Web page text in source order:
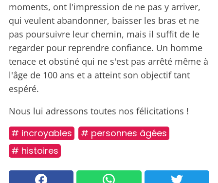
moments, ont l'impression de ne pas y arriver,
qui veulent abandonner, baisser les bras et ne
pas poursuivre leur chemin, mais il suffit de le
regarder pour reprendre confiance. Un homme
tenace et obstiné qui ne s'est pas arrêté même à
l'âge de 100 ans et a atteint son objectif tant
espéré.
Nous lui adressons toutes nos félicitations !
# incroyables
# personnes âgées
# histoires